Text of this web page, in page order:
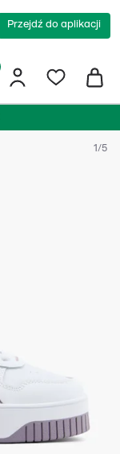
Przejdź do aplikacji
1/5